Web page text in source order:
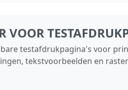
VOOR
testafdrukpagina's voor
tekstvoorbeelden en